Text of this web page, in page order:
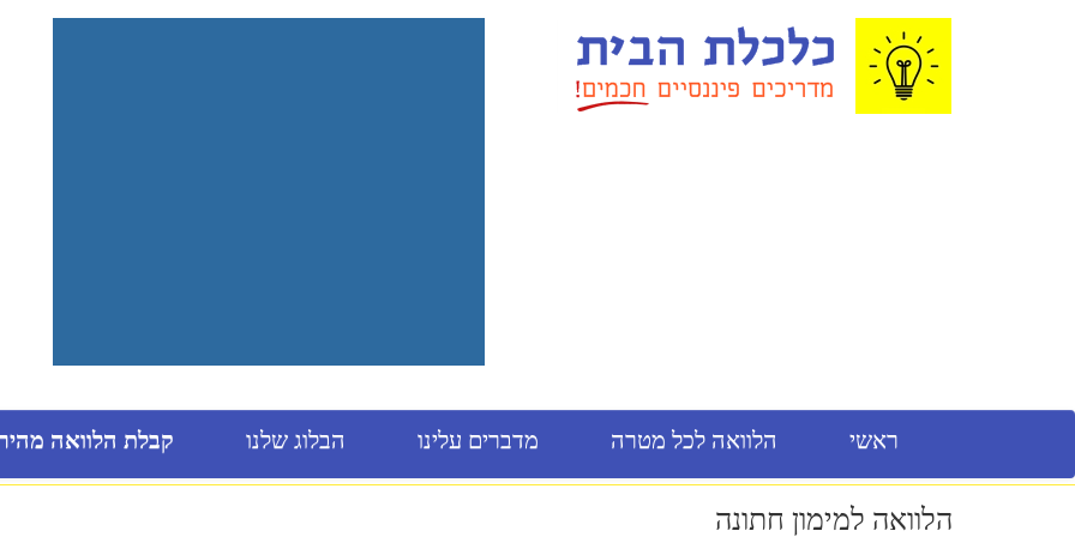
ראשי הלוואה לכל מטרה מדברים עלינו הבלוג שלנו קבלת הלוואה
הלוואה למימון חתונה